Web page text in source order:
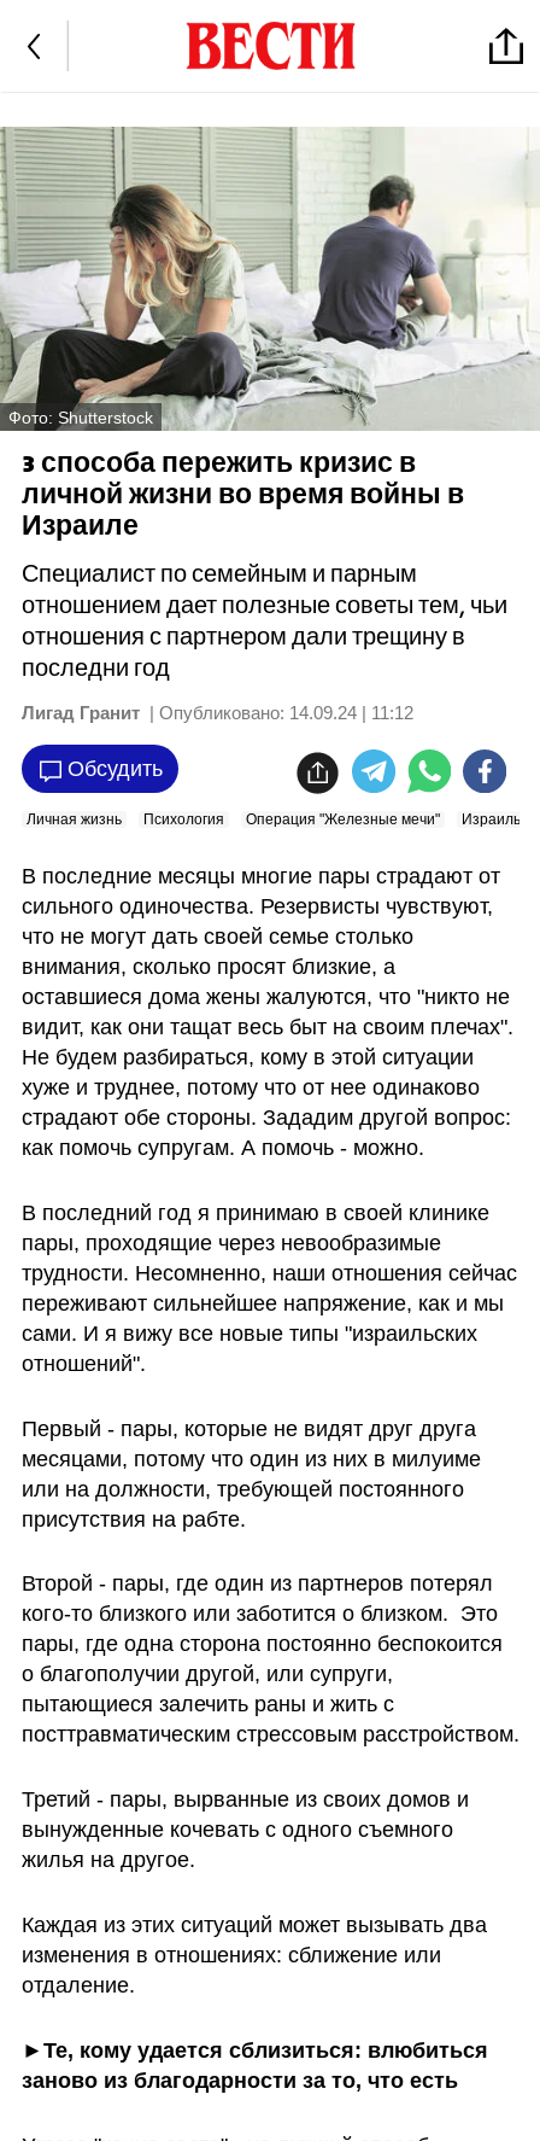
Фото: Shutterstock
3 способа пережить кризис в
личной жизни во время войны в
Израиле
Специалист по семейным и парным
отношением дает полезные советы тем, чьи
отношения с партнером дали трещину в
последни год
Лигад Гранит | Опубликовано: 14.09.24 | 11:12
Обсудить
Личная жизнь Психология Операция "Железные мечи" Израиль
В последние месяцы многие пары страдают от
сильного одиночества. Резервисты чувствуют,
что не могут дать своей семье столько
внимания, сколько просят близкие, а
оставшиеся дома жены жалуются, что "никто не
видит, как они тащат весь быт на своим плечах".
Не будем разбираться, кому в этой ситуации
хуже и труднее, потому что от нее одинаково
страдают обе стороны. Зададим другой вопрос:
как помочь супругам. А помочь - можно.
В последний год я принимаю в своей клинике
пары, проходящие через невообразимые
трудности. Несомненно, наши отношения сейчас
переживают сильнейшее напряжение, как и мы
сами. И я вижу все новые типы "израильских
отношений".
Первый - пары, которые не видят друг друга
месяцами, потому что один из них в милуиме
или на должности, требующей постоянного
присутствия на рабте.
Второй - пары, где один из партнеров потерял
кого-то близкого или заботится о близком.  Это
пары, где одна сторона постоянно беспокоится
о благополучии другой, или супруги,
пытающиеся залечить раны и жить с
Третий - пары, вырванные из своих домов и
вынужденные кочевать с одного съемного
жилья на другое.
Каждая из этих ситуаций может вызывать два
изменения в отношениях: сближение или
отдаление.
►Те, кому удается сблизиться: влюбиться
заново из благодарности за то, что есть